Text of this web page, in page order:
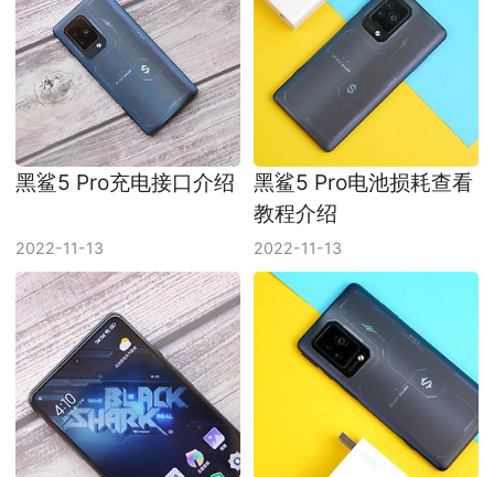
黑鲨5 Pro充电接口介绍
2022-11-13
黑鲨5 Pro电池损耗查看
教程介绍
2022-11-13